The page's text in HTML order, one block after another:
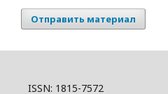
Отправить материал
ISSN: 1815-7572